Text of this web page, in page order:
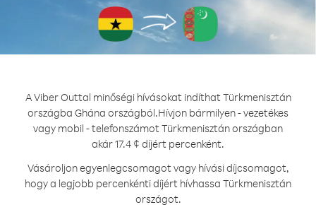
A Viber Outtal minőségi hívásokat indíthat Türkmenisztán
országba Ghána országból.Hívjon bármilyen - vezetékes
vagy mobil - telefonszámot Türkmenisztán országban
akár 17.4 ¢ díjért percenként.
Vásároljon egyenlegcsomagot vagy hívási díjcsomagot,
hogy a legjobb percenkénti díjért hívhassa Türkmenisztán
országot.